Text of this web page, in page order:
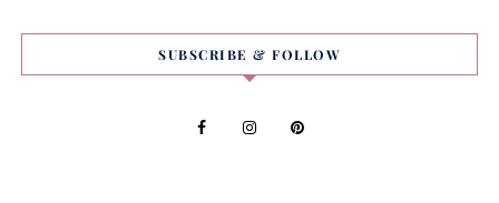
SUBSCRIBE & FOLLOW